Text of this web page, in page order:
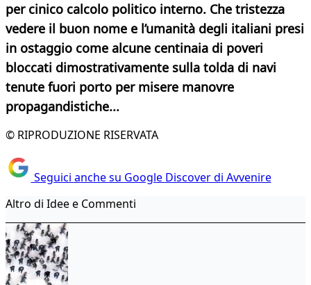
per cinico calcolo politico interno. Che tristezza
vedere il buon nome e l’umanità degli italiani presi
in ostaggio come alcune centinaia di poveri
bloccati dimostrativamente sulla tolda di navi
tenute fuori porto per misere manovre
propagandistiche...
© RIPRODUZIONE RISERVATA
Seguici anche su Google Discover di Avvenire
Altro di Idee e Commenti